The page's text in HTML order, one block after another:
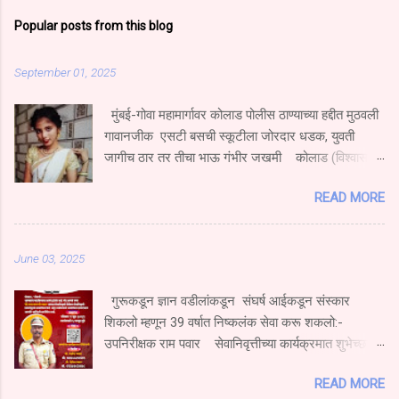
Popular posts from this blog
September 01, 2025
मुंबई-गोवा महामार्गावर कोलाड पोलीस ठाण्याच्या हद्दीत मुठवली
गावानजीक एसटी बसची स्कूटीला जोरदार धडक, युवती
जागीच ठार तर तीचा भाऊ गंभीर जखमी कोलाड (विश्वास
नम्रता गार्डन येथे एस टी बस चालकाने एका एक्सेस स्कुटी
दुचाकीला धडक दिल्याने स्कूटीवरून प्रवास करणारी युवती
भरधाव वेगाने जात असताना एसटी चालकाने रस्त्याच्या
परिस्थितीकडे दुर्लक्ष करून मूठवली गावाच्या हद्दीत हॉटेल
नम्रता गार्डन समोर एसटी क्र. एम. एच.२०बी.१९६० या
४६६४ या स्कूटी ला पाठीमागून जोरदार धडक दिल्याने मोठा
READ MORE
June 03, 2025
गुरूकडून ज्ञान वडीलांकडून संघर्ष आईकडून संस्कार
शिकलो म्हणून 39 वर्षात निष्कलंक सेवा करू शकलो:-
उपनिरीक्षक राम पवार सेवानिवृत्तीच्या कार्यक्रमात शुभेच्छा
खात्यामध्ये 39 वर्षे सेवा करताना खूप अडचणी आल्या मात्र मागे
READ MORE